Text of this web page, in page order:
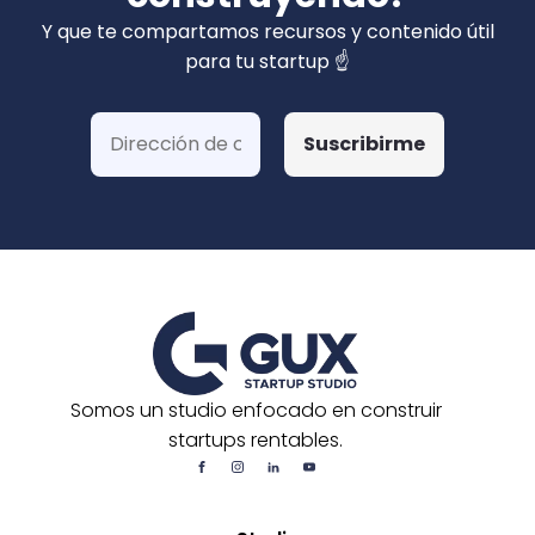
privados). Hemos ganado más de 15 fondos
de Corfo y 3 Startups Chile, además de otras
postulaciones o convocatorias.
Y que te compartamos recursos y contenido útil
para tu startup ☝️
Somos un studio enfocado en construir
startups rentables.